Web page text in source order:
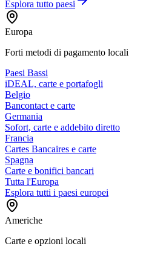
Esplora tutto paesi
Europa
Forti metodi di pagamento locali
Paesi Bassi
iDEAL, carte e portafogli
Belgio
Bancontact e carte
Germania
Sofort, carte e addebito diretto
Francia
Cartes Bancaires e carte
Spagna
Carte e bonifici bancari
Tutta l'Europa
Esplora tutti i paesi europei
Americhe
Carte e opzioni locali